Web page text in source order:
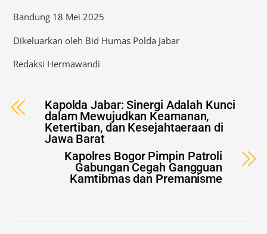
Bandung 18 Mei 2025
Dikeluarkan oleh Bid Humas Polda Jabar
Redaksi Hermawandi
Kapolda Jabar: Sinergi Adalah Kunci
dalam Mewujudkan Keamanan,
Ketertiban, dan Kesejahtaeraan di
Jawa Barat
Kapolres Bogor Pimpin Patroli
Gabungan Cegah Gangguan
Kamtibmas dan Premanisme